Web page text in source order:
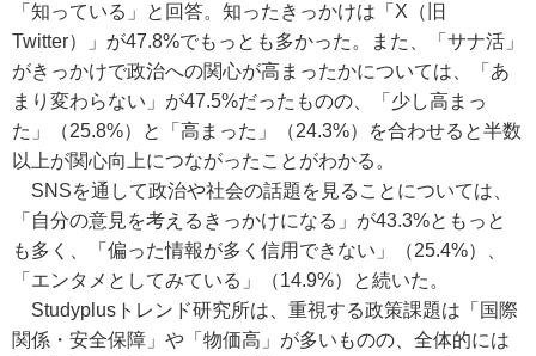
「知っている」と回答。知ったきっかけは「X（旧
Twitter）」が47.8%でもっとも多かった。また、「サナ活」
がきっかけで政治への関心が高まったかについては、「あ
まり変わらない」が47.5%だったものの、「少し高まっ
た」（25.8%）と「高まった」（24.3%）を合わせると半数
以上が関心向上につながったことがわかる。
SNSを通して政治や社会の話題を見ることについては、
「自分の意見を考えるきっかけになる」が43.3%ともっと
も多く、「偏った情報が多く信用できない」（25.4%）、
「エンタメとしてみている」（14.9%）と続いた。
Studyplusトレンド研究所は、重視する政策課題は「国際
関係・安全保障」や「物価高」が多いものの、全体的には